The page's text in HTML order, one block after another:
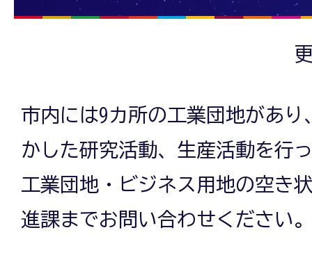
市内には9カ所の工業団地があ
かした研究活動、生産活動を行
工業団地・ビジネス用地の空き
進課までお問い合わせください